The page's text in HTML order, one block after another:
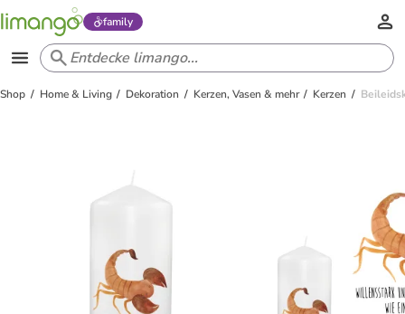
family
Shop Home & Living Dekoration Kerzen, Vasen & mehr Kerzen